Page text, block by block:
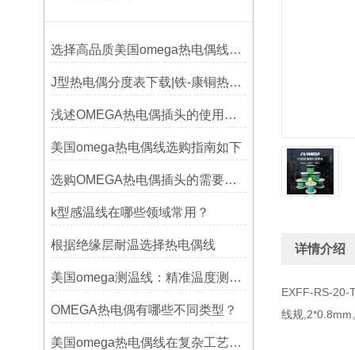
选择高品质美国omega热电偶线的要点？
J型热电偶分度表下载|铁-康铜热电偶分度表下载
浅述OMEGA热电偶插头的使用意义
美国omega热电偶线选购指南如下
选购OMEGA热电偶插头的需要考虑哪些问题？
k型感温线在哪些领域常用？
根据绝缘层耐温选择热电偶线
美国omega测温线：精准温度测量的可靠选择
OMEGA热电偶有哪些不同类型？
美国omega热电偶线在复杂工艺中的角色
详情介绍
EXFF-RS-20-
线规,2*0.8mm